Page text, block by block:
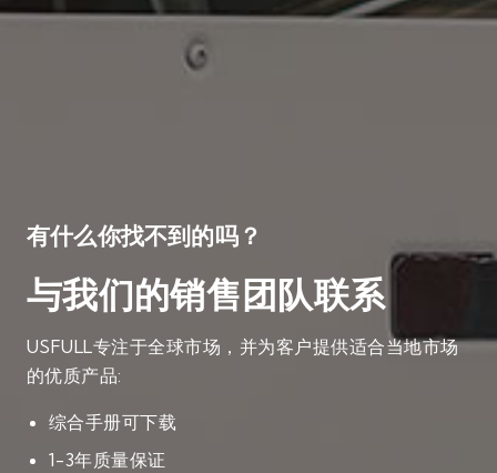
有什么你找不到的吗？
与我们的销售团队联系
USFULL专注于全球市场，并为客户提供适合当地市场
的优质产品:
综合手册可下载
1-3年质量保证